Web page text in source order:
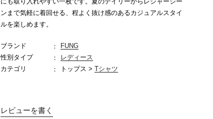
ンまで気軽に着回せる、程よく抜け感のあるカジュアルスタイ
ルを楽しめます。
ブランド
FUNG
性別タイプ
レディース
カテゴリ
トップス > Tシャツ
レビューを書く